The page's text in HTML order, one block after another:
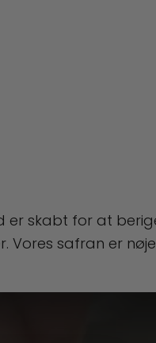
er skabt for at
Vores safran er